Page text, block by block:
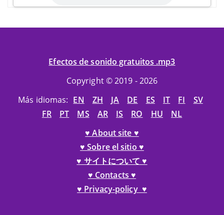
Efectos de sonido gratuitos .mp3
Copyright © 2019 - 2026
Más idiomas: EN ZH JA DE ES IT FI
SV
FR
PT MS AR IS RO HU
NL
♥ About site ♥
♥ Sobre el sitio ♥
♥ サイトについて ♥
♥ Contacts ♥
♥ Privacy-policy ♥